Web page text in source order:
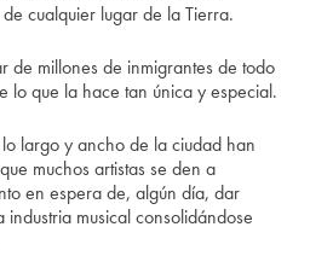
de cualquier lugarde la Tierra.
de millones de inmigrantesde todo
lo que la hace tan única y especial.
largo y ancho de la ciudad han
muchos artistasse den a
en espera de, algún día, dar
industria musical consolidándose